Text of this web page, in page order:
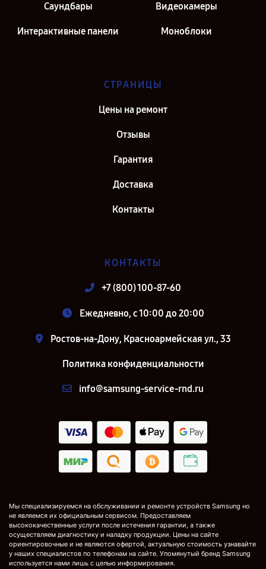
Саундбары Видеокамеры
Интерактивные панели Моноблоки
СТРАНИЦЫ
Цены на ремонт
Отзывы
Гарантия
Доставка
Контакты
КОНТАКТЫ
+7 (800) 100-87-60
Ежедневно, с 10:00 до 20:00
Ростов-на-Дону, Красноармейская ул., 33
Политика конфиденциальности
info@samsung-service-rnd.ru
Мы специализируемся на обслуживании и ремонте устройств Samsung но
не являемся их официальным сервисом. Предоставляем
высококачественные услуги после истечения гарантии, а также
осуществляем диагностику и наладку продукции. Цены на сайте
ориентировочные и не являются офертой, актуальную стоимость узнавайте
у наших специалистов по телефонам на сайте. Упомянутый бренд Samsung
используется нами лишь с целью информирования.